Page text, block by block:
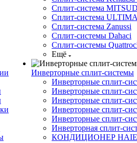
Сплит-система
Сплит-система
Сплит-система Zanussi
Сплит-системы Dahaci
Сплит-системы
Ещё
Инверторные сплит-системы
Инверторные сплит-
Инверторные сплит-
Инверторные сплит-
Инверторные сплит-
Инверторные сплит-
Инверторная сплит-
КОНДИЦИОНЕР